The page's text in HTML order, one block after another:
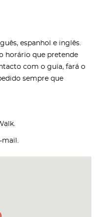
espanhol e inglês.
horário que pretende
com o guia, fará o
sempre que
mail.